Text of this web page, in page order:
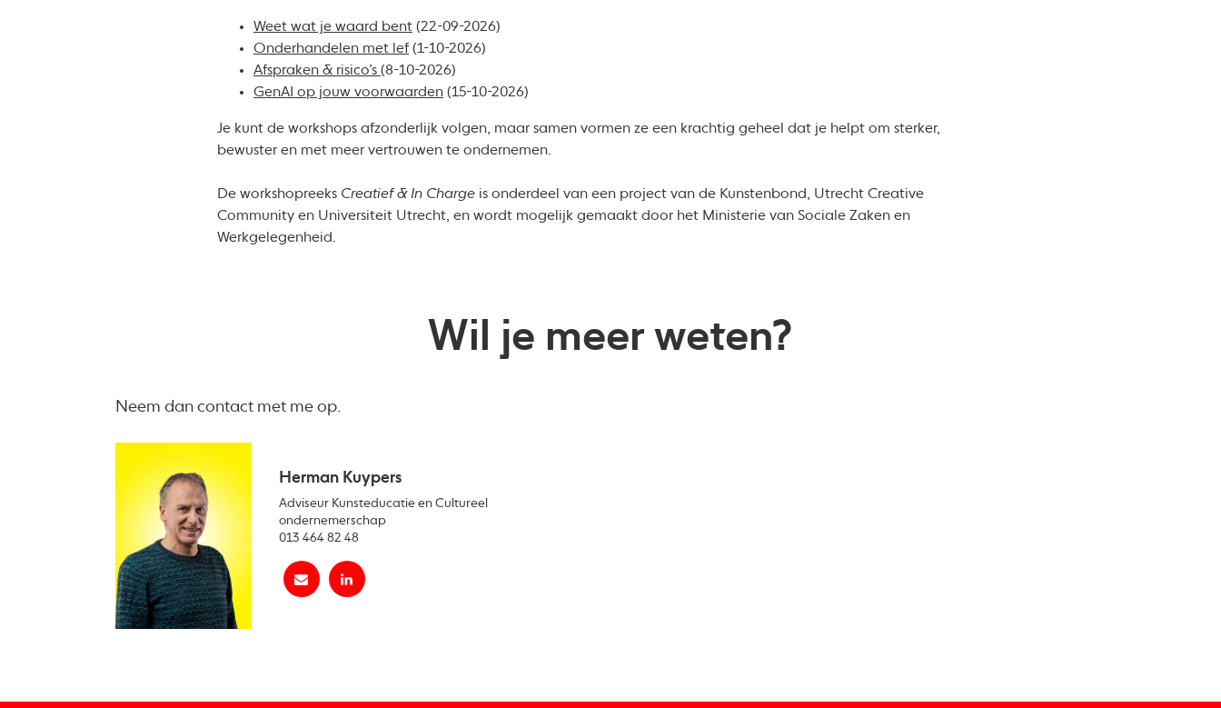
Weet wat je waard bent (22-09-2026)
Onderhandelen met lef(1-10-2026)
Afspraken & risico’s (8-10-2026)
GenAI op jouw voorwaarden (15-10-2026)
Je kunt de workshops afzonderlijk volgen, maar samen vormen ze een krachtig geheel dat je helpt om sterker,
bewuster en met meer vertrouwen te ondernemen.
De workshopreeks Creatief & In Charge is onderdeel van een project van de Kunstenbond, Utrecht Creative
Community en Universiteit Utrecht, en wordt mogelijk gemaakt door het Ministerie van Sociale Zaken en
Werkgelegenheid.
Wil je meer weten?
Neem dan contact met me op.
Herman Kuypers
Adviseur Kunsteducatie en Cultureel
ondernemerschap
013 464 82 48